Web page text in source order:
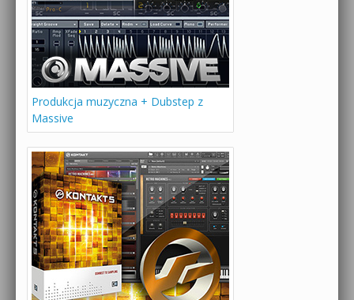
Produkcja muzyczna + Dubstep z
Massive